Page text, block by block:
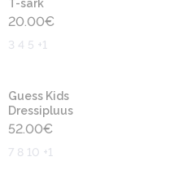
T-särk
20.00€
3 4 5 +1
Guess Kids
Dressipluus
52.00€
7 8 10 +1